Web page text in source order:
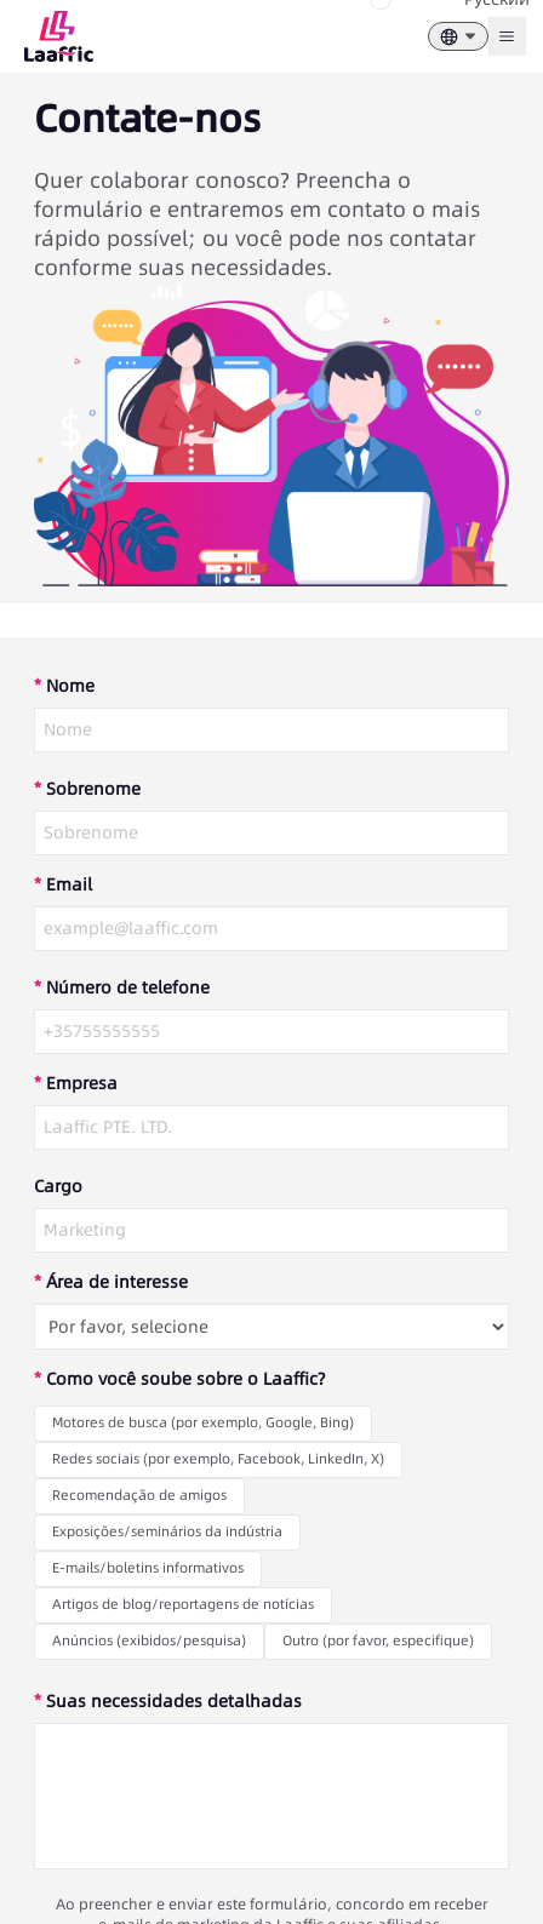
Contate-nos
Quer colaborar conosco? Preencha o
formulário e entraremos em contato o mais
rápido possível; ou você pode nos contatar
conforme suas necessidades.
* Nome
* Sobrenome
* Email
* Número de telefone
* Empresa
Cargo
* Área de interesse
* Como você soube sobre o Laaffic?
Motores de busca (por exemplo, Google, Bing)
Redes sociais (por exemplo, Facebook, LinkedIn, X)
Recomendação de amigos
Exposições/seminários da indústria
E-mails/boletins informativos
Artigos de blog/reportagens de notícias
Anúncios (exibidos/pesquisa)
Outro (por favor, especifique)
* Suas necessidades detalhadas
Ao preencher e enviar este formulário, concordo em receber